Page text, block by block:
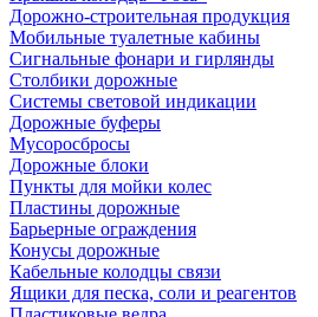
Дорожно-строительная продукция
Мобильные туалетные кабины
Сигнальные фонари и гирлянды
Столбики дорожные
Системы световой индикации
Дорожные буферы
Мусоросбросы
Дорожные блоки
Пункты для мойки колес
Пластины дорожные
Барьерные ограждения
Конусы дорожные
Кабельные колодцы связи
Ящики для песка, соли и реагентов